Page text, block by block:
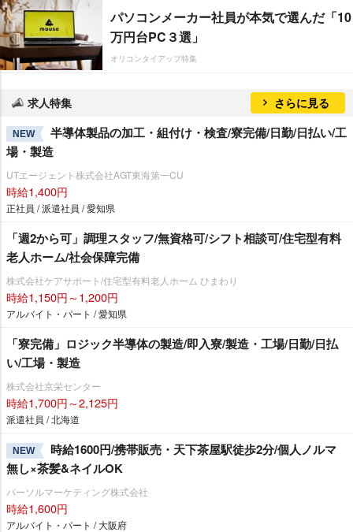
パソコンメーカー社員が本気で選んだ「10
万円台PC３選」
オリコンタイアップ特集
求人特集 さらに見る
NEW
半導体製品の加工・組付け・検査/寮完備/日勤/日払い/工
場・製造
UTエージェント株式会社AGT東海第一CU
時給1,400円
正社員 / 派遣社員 / 愛知県
「週2から可」調理スタッフ/無資格可/シフト相談可/住宅型有料
老人ホーム/社会保障完備
株式会社ケアサポート/住宅型有料老人ホーム ひまわり
時給1,150円～1,200円
アルバイト・パート / 愛知県
「寮完備」ロジック半導体の製造/即入寮/製造・工場/日勤/日払
い/工場・製造
株式会社京栄センター
時給1,700円～2,125円
派遣社員 / 北海道
NEW
時給1600円/携帯販売・天下茶屋駅徒歩2分/個人ノルマ
無し×茶髪&ネイルOK
パーソルマーケティング株式会社
時給1,600円
アルバイト・パート / 大阪府